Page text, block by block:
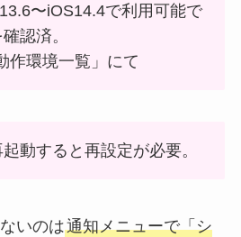
〜iOS14.4で利用可能で
認済。
作環境一覧」にて
起動すると再設定が必要。
いのは通知メニューで「シ